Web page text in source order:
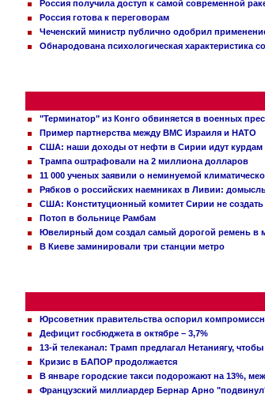
Россия получила доступ к самой современной
Россия готова к переговорам
Чеченский министр публично одобрил
Обнародована психологическая характеристика
"Терминатор" из Конго обвиняется в военных
Пример партнерства между ВМС Израиля и НАТО
США: наши доходы от нефти в Сирии идут курдам
Трампа оштрафовали на 2 миллиона долларов
11 000 ученых заявили о неминуемой
Рябков о российских наемниках в Ливии:
США: Конституционный комитет Сирии не
Потоп в больнице Рамбам
Ювелирный дом создал самый дорогой ремень в
В Киеве заминировали три станции метро
Юрсоветник правительства оспорил
Дефицит госбюджета в октябре – 3,7%
13-й телеканал: Трамп предлагал Нетаниягу,
Кризис в БАПОР продолжается
В январе городские такси подорожают на 13%,
Французский миллиардер Бернар Арно